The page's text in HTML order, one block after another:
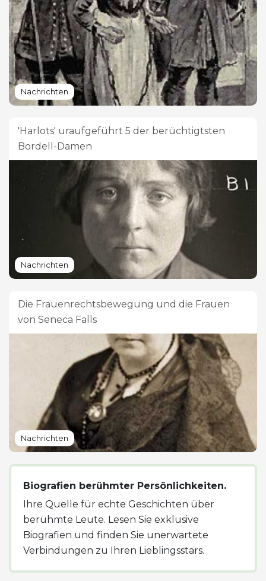
Nachrichten
'Harlots' uraufgeführt 5 der berüchtigtsten
Bordell-Damen
Nachrichten
Die Frauenrechtsbewegung und die Frauen
von Seneca Falls
Nachrichten
Biografien berühmter Persönlichkeiten.
Ihre Quelle für echte Geschichten über
berühmte Leute. Lesen Sie exklusive
Biografien und finden Sie unerwartete
Verbindungen zu Ihren Lieblingsstars.